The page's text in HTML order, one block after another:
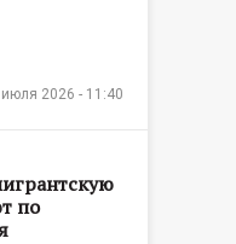
2026 - 11:40
по